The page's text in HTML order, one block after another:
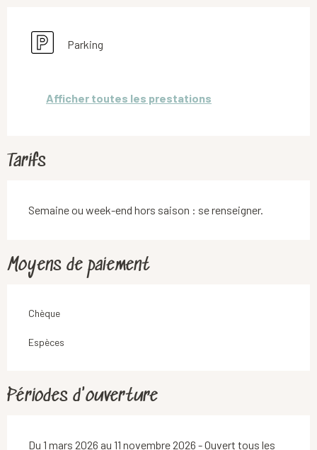
Parking
Afficher toutes les prestations
Tarifs
Semaine ou week-end hors saison : se renseigner.
Moyens de paiement
Chèque
Espèces
Périodes d'ouverture
Du 1 mars 2026 au 11 novembre 2026 - Ouvert tous les